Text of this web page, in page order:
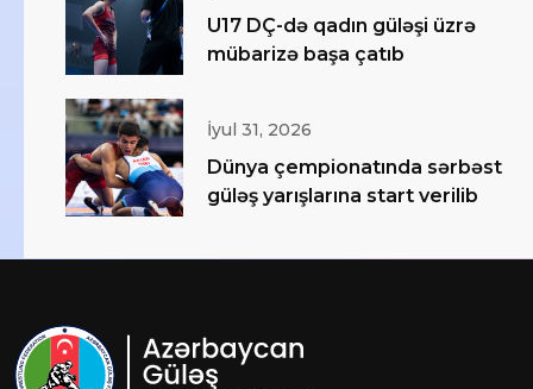
U17 DÇ-də qadın güləşi üzrə
mübarizə başa çatıb
İyul 31, 2026
Dünya çempionatında sərbəst
güləş yarışlarına start verilib